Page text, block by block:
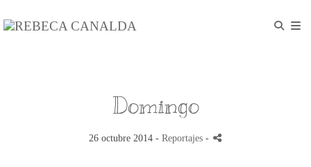
Domingo
26 octubre 2014 - Reportajes-